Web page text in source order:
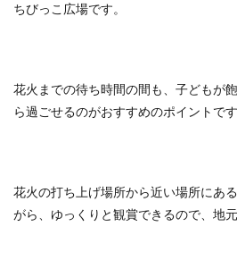
ちびっこ広場です。
花火までの待ち時間の間も、子どもが
ら過ごせるのがおすすめのポイントです
花火の打ち上げ場所から近い場所にあ
がら、ゆっくりと観賞できるので、地